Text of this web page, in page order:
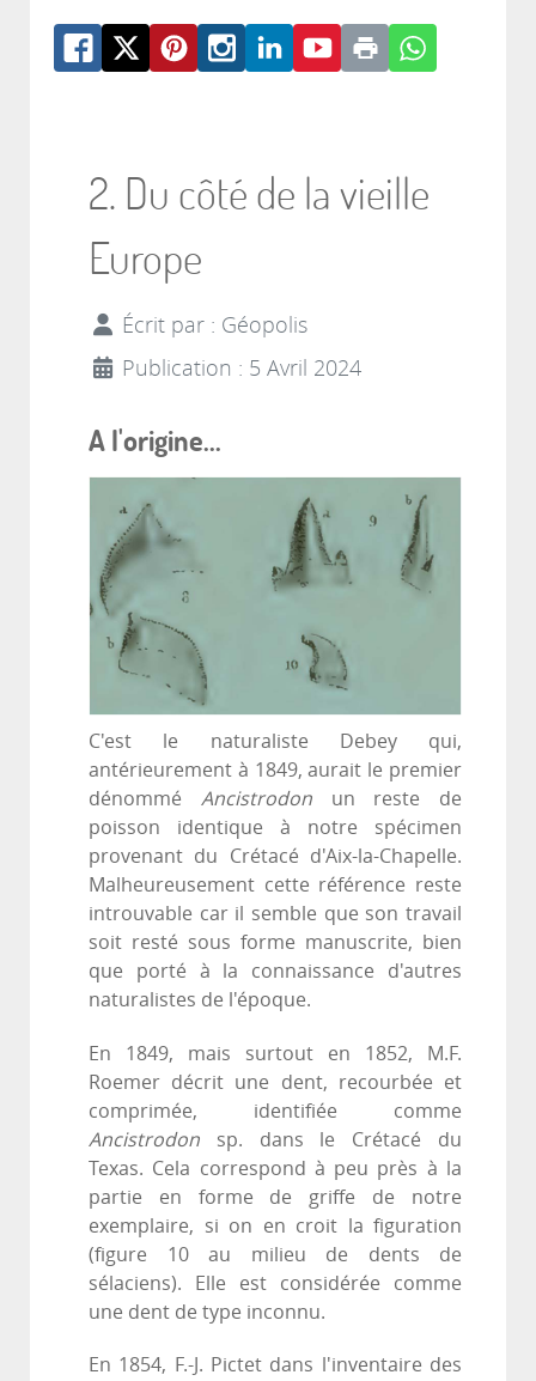
2. Du côté de la vieille
Europe
Écrit par : Géopolis
Publication : 5 Avril 2024
A l'origine...
C'est le naturaliste Debey qui,
antérieurement à 1849, aurait le premier
dénommé Ancistrodon un reste de
poisson identique à notre spécimen
provenant du Crétacé d'Aix-la-Chapelle.
Malheureusement cette référence reste
introuvable car il semble que son travail
soit resté sous forme manuscrite, bien
que porté à la connaissance d'autres
naturalistes de l'époque.
En 1849, mais surtout en 1852, M.F.
Roemer décrit une dent, recourbée et
comprimée, identifiée comme
Ancistrodon sp. dans le Crétacé du
Texas. Cela correspond à peu près à la
partie en forme de griffe de notre
exemplaire, si on en croit la figuration
(figure 10 au milieu de dents de
sélaciens). Elle est considérée comme
une dent de type inconnu.
En 1854, F.-J. Pictet dans l'inventaire des